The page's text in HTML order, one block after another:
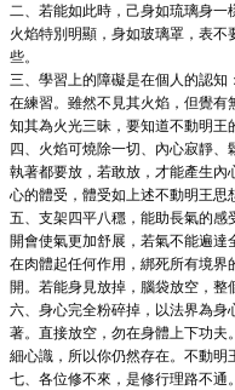
二、若能如此時，己身如琉璃身一
火焰特別明顯，身如玻璃罩，表
些。
三、學習上的障礙是在個人的認知
在練習。雖然不見其火焰，但覺
知其為火光三昧，要知道不動明王
四、火焰可燒除一切、內心寂靜
執著都要放，若敢放，才能產生內
心的體受，體受如上述不動明王思
五、支架四平八穩，能助長氣的
開會使氣更加舒展，若氣不能遍達
在肉體起任何作用，綁死所有境界
開。若能身見放掉，腦袋放空，整
六、身心完全粉碎掉，以法界為
著。直接放空，勿在身體上下功
細心識，所以你仍然存在。不動明
七、各位修不來，是修行理路不通。